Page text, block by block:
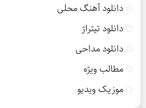
دانلود آهنگ محلی
دانلود تیتراژ
دانلود مداحی
مطالب ویژه
موزیک ویدیو